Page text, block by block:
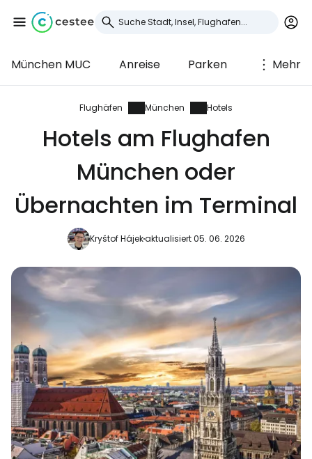
München MUC Anreise Parken Mehr
Flughäfen München Hotels
Hotels am Flughafen
München oder
Übernachten im Terminal
Kryštof Hájekaktualisiert 05. 06. 2026
Anmeldung bei
Cestee
... die weltweite Reise-Community
Weiter mit Facebook
Weiter mit E-Mail